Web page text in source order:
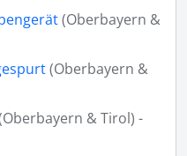
(Oberbayern &
(Oberbayern &
& Tirol) -